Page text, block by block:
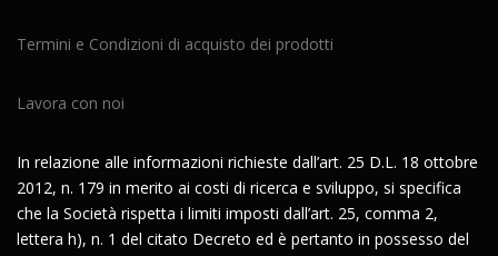
Termini e Condizioni di acquisto dei prodotti
Lavora con noi
In relazione alle informazioni richieste dall’art. 25 D.L. 18 ottobre
2012, n. 179 in merito ai costi di ricerca e sviluppo, si specifica
che la Società rispetta i limiti imposti dall’art. 25, comma 2,
lettera h), n. 1 del citato Decreto ed è pertanto in possesso del